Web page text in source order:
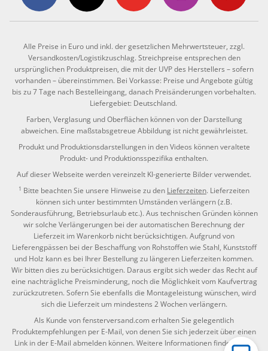
Alle Preise in Euro und inkl. der gesetzlichen Mehrwertsteuer, zzgl.
Versandkosten/Logistikzuschlag. Streichpreise entsprechen den
ursprünglichen Produktpreisen, die mit der UVP des Herstellers – sofern
vorhanden – übereinstimmen. Bei Vorkasse: Preise und Angebote gültig
bis zu 7 Tage nach Bestelleingang, danach Preisänderungen vorbehalten.
Liefergebiet: Deutschland.
Farben, Verglasung und Oberflächen können von der Darstellung
abweichen. Eine maßstabsgetreue Abbildung ist nicht gewährleistet.
Produkt und Produktionsdarstellungen in den Videos können veraltete
Produkt- und Produktionsspezifika enthalten.
Auf dieser Webseite werden vereinzelt KI-generierte Bilder verwendet.
1 Bitte beachten Sie unsere Hinweise zu den Lieferzeiten. Lieferzeiten
können sich unter bestimmten Umständen verlängern (z.B.
Sonderausführung, Betriebsurlaub etc.). Aus technischen Gründen können
wir solche Verlängerungen bei der automatischen Berechnung der
Lieferzeit im Warenkorb nicht berücksichtigen. Aufgrund von
Lieferengpässen bei der Beschaffung von Rohstoffen wie Stahl, Kunststoff
und Holz kann es bei Ihrer Bestellung zu längeren Lieferzeiten kommen.
Wir bitten dies zu berücksichtigen. Daraus ergibt sich weder das Recht auf
eine nachträgliche Preisminderung, noch die Möglichkeit vom Kaufvertrag
zurückzutreten. Sofern Sie ebenfalls die Montageleistung wünschen, wird
sich die Lieferzeit um mindestens 2 Wochen verlängern.
Als Kunde von fensterversand.com erhalten Sie gelegentlich
Produktempfehlungen per E-Mail, von denen Sie sich jederzeit über einen
Link in der E-Mail abmelden können. Weitere Informationen finden Sie in